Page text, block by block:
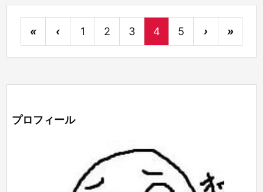
« ‹ 1 2 3 4 5 › »
プロフィール